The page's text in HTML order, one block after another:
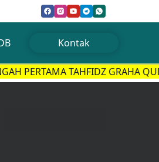
Kontak
TAHFIDZ GRAHA QURAN